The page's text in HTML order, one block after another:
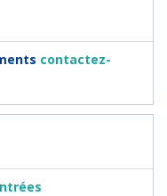
contactez-